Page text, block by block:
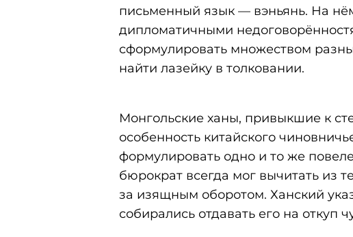
письменный язык — вэньянь. На
дипломатичными
сформулировать множеством
найти лазейку в толковании.
Монгольские ханы, привыкшие к
особенность китайского
формулировать одно и то же
бюрократ всегда мог вычитать из
за изящным оборотом. Ханский
собирались отдавать его на откуп